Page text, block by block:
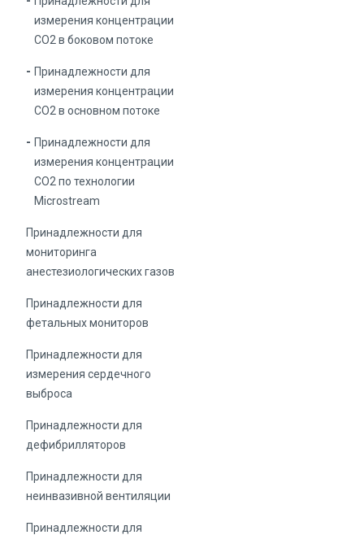
измерения концентрации
СО2 в боковом потоке
Принадлежности для
измерения концентрации
СО2 в основном потоке
Принадлежности для
измерения концентрации
СО2 по технологии
Microstream
Принадлежности для
мониторинга
анестезиологических газов
Принадлежности для
фетальных мониторов
Принадлежности для
измерения сердечного
выброса
Принадлежности для
дефибрилляторов
Принадлежности для
неинвазивной вентиляции
Принадлежности для